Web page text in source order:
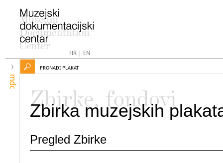
HR| EN
mdc
PRONAĐI PLAKAT
Zbirke, fondovi
Zbirka muzejskih
Pregled Zbirke